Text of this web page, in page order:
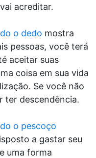
acreditar.
o dedo mostra
pessoas, você terá
aceitar suas
coisa em sua vida
Se você não
ter descendência.
o pescoço
a gastar seu
uma forma